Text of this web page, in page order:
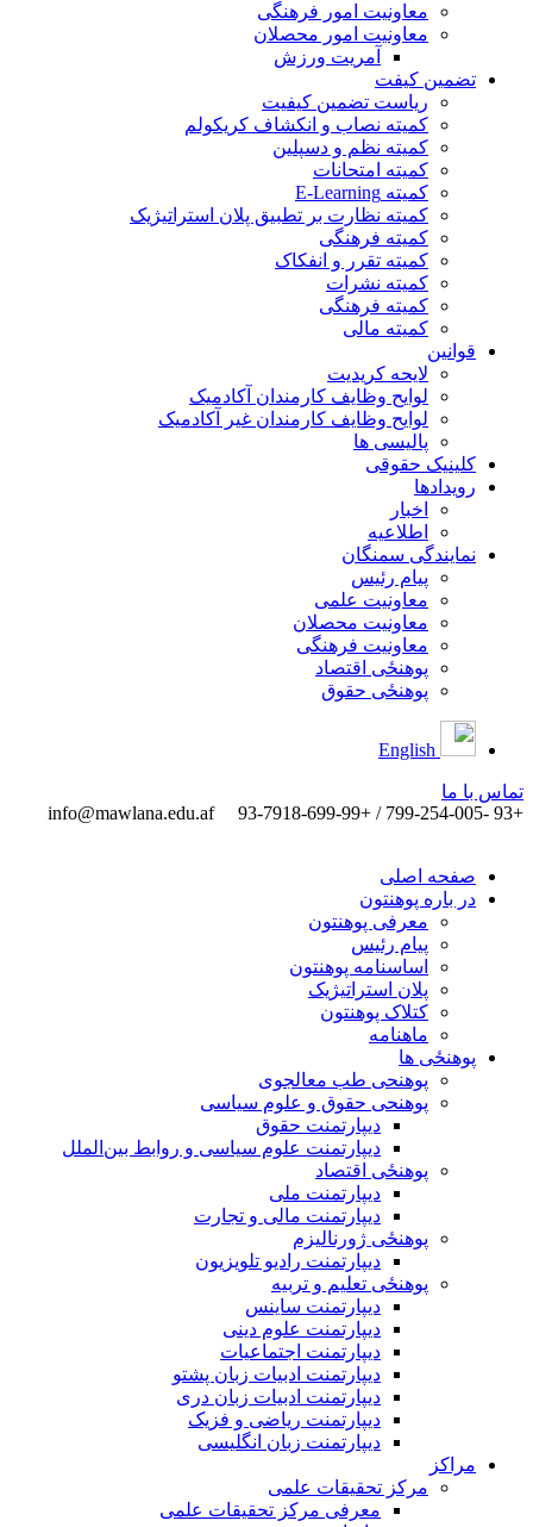
معاونیت امور فرهنگی
معاونیت امور محصلان
آمریت ورزش
تضمین کیفت
ریاست تضمین کیفیت
کمیته نصاب و انکشاف کریکولم
کمیته نظم و دسپلین
کمیته امتحانات
کمیته E-Learning
کمیته نظارت بر تطبیق پلان استراتیژیک
کمیته فرهنگی
کمیته تقرر و انفکاک
کمیته نشرات
کمیته فرهنگی
کمیته مالی
قوانین
لایحه کریدیت
لوایح وظایف کارمندان آکادمیک
لوایح وظایف کارمندان غیر آکادمیک
پالیسی ها
کلینیک حقوقی
رویدادها
اخبار
اطلاعیه
نمایندگی سمنگان
پیام رئیس
معاونیت علمی
معاونیت محصلان
معاونیت فرهنگی
پوهنځی اقتصاد
پوهنځی حقوق
تماس ‌با ‌ما
+93 -799-254-005 / +93-7918-699-99
info@mawlana.edu.af
صفحه اصلی
در باره پوهنتون
معرفی پوهنتون
پیام رئیس
اساسنامه پوهنتون
پلان استراتیژیک
کتلاک پوهنتون
ماهنامه
پوهنځی ها
پوهنحی طب معالجوی
پوهنحی حقوق و علوم سیاسی
دیپارتمنت حقوق
دیپارتمنت علوم سیاسی و روابط بین‌الملل
پوهنځی اقتصاد
دیپارتمنت ملی
دیپارتمنت مالی و تجارت
پوهنځی ژورنالیزم
دیپارتمنت رادیو تلویزیون
پوهنځی تعلیم و تربیه
دیپارتمنت ساینس
دیپارتمنت علوم دینی
دیپارتمنت اجتماعیات
دیپارتمنت ادبیات زبان پشتو
دیپارتمنت ادبیات زبان دری
دیپارتمنت ریاضی و فزیک
دیپارتمنت زبان انگلیسی
مراکز
مرکز تحقیقات علمی
معرفی مرکز تحقیقات علمی